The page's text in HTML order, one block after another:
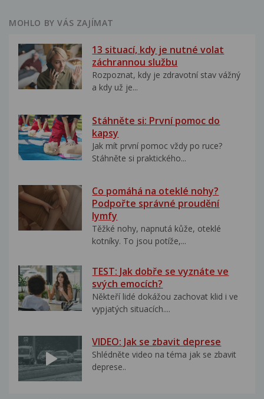
MOHLO BY VÁS ZAJÍMAT
13 situací, kdy je nutné volat
záchrannou službu
Rozpoznat, kdy je zdravotní stav vážný
a kdy už je...
Stáhněte si: První pomoc do
kapsy
Jak mít první pomoc vždy po ruce?
Stáhněte si praktického...
Co pomáhá na oteklé nohy?
Podpořte správné proudění
lymfy
Těžké nohy, napnutá kůže, oteklé
kotníky. To jsou potíže,...
TEST: Jak dobře se vyznáte ve
svých emocích?
Někteří lidé dokážou zachovat klid i ve
vypjatých situacích....
VIDEO: Jak se zbavit deprese
Shlédněte video na téma jak se zbavit
deprese..